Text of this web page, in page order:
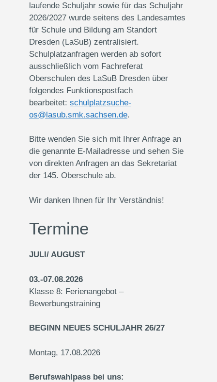
laufende Schuljahr sowie für das Schuljahr
2026/2027 wurde seitens des Landesamtes
für Schule und Bildung am Standort
Dresden (LaSuB) zentralisiert.
Schulplatzanfragen werden ab sofort
ausschließlich vom Fachreferat
Oberschulen des LaSuB Dresden über
folgendes Funktionspostfach
bearbeitet: schulplatzsuche-
os@lasub.smk.sachsen.de.
Bitte wenden Sie sich mit Ihrer Anfrage an
die genannte E-Mailadresse und sehen Sie
von direkten Anfragen an das Sekretariat
der 145. Oberschule ab.
Wir danken Ihnen für Ihr Verständnis!
Termine
JULI/ AUGUST
03.-07.08.2026
Klasse 8: Ferienangebot –
Bewerbungstraining
BEGINN NEUES SCHULJAHR 26/27
Montag, 17.08.2026
Berufswahlpass bei uns: